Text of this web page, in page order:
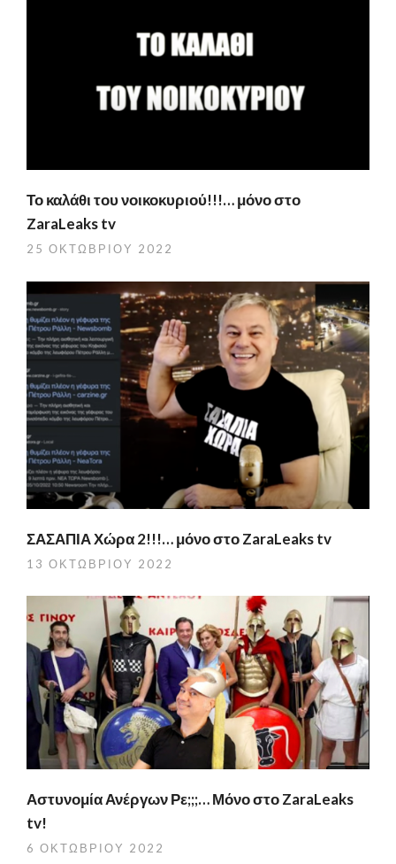
Το καλάθι του νοικοκυριού!!!… μόνο στο
ZaraLeaks tv
25 ΟΚΤΩΒΡΊΟΥ 2022
ΣΑΣΑΠΙΑ Χώρα 2!!!… μόνο στο ZaraLeaks tv
13 ΟΚΤΩΒΡΊΟΥ 2022
Αστυνομία Ανέργων Ρε;;;… Μόνο στο ZaraLeaks
tv!
6 ΟΚΤΩΒΡΊΟΥ 2022